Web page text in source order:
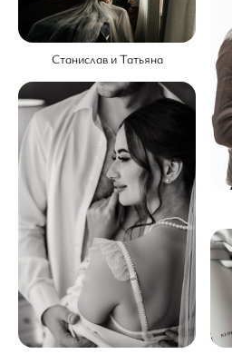
Станислав и Татьяна